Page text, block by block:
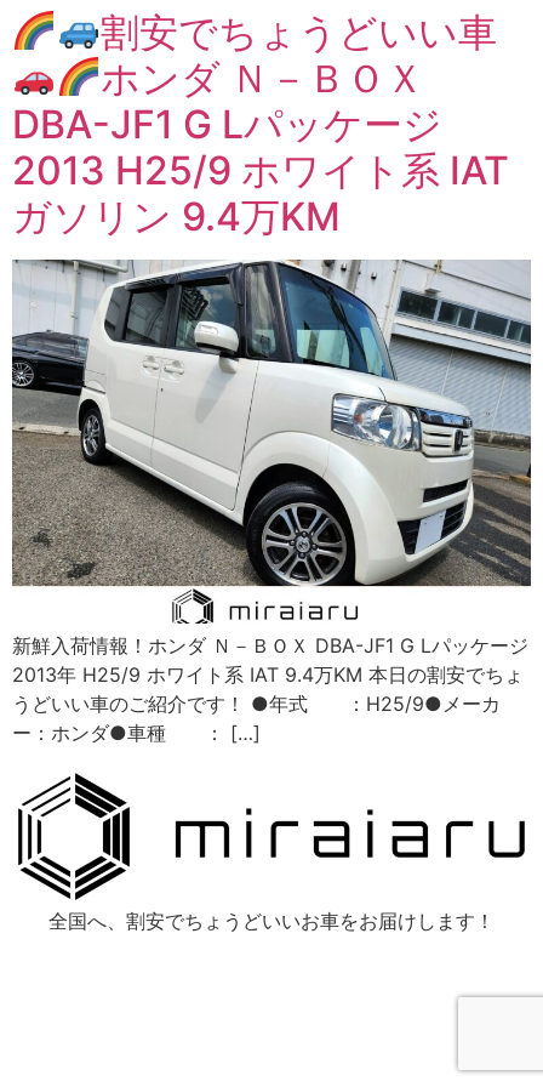
割安でちょうどいい車
ホンダ Ｎ－ＢＯＸ
DBA-JF1 G Lパッケージ
2013 H25/9 ホワイト系 IAT
ガソリン 9.4万KM
新鮮入荷情報！ホンダ Ｎ－ＢＯＸ DBA-JF1 G Lパッケージ
2013年 H25/9 ホワイト系 IAT 9.4万KM 本日の割安でちょ
うどいい車のご紹介です！ ●年式 ：H25/9●メーカ
ー：ホンダ●車種 ： […]
全国へ、割安でちょうどいいお車をお届けします！